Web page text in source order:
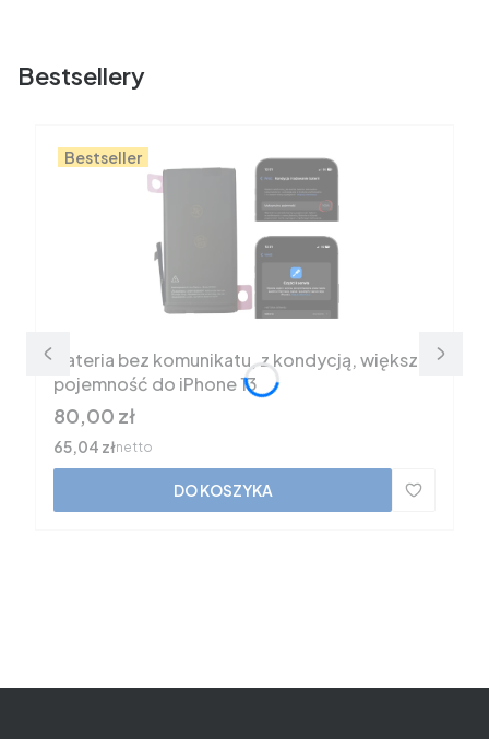
Bestsellery
Bestseller
Bateria bez komunikatu, z kondycją, większa
pojemność do iPhone 13
Cena
80,00 zł
Cena
65,04 złnetto
DO KOSZYKA